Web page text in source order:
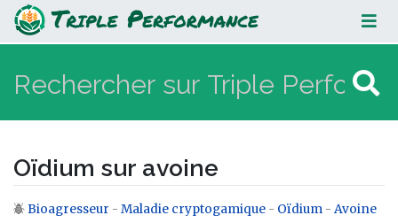
Oïdium sur avoine
Oïdium sur avoine
Aller à :navigation,rechercher
Bioagresseur - Maladie cryptogamique - Oïdium - Avoine